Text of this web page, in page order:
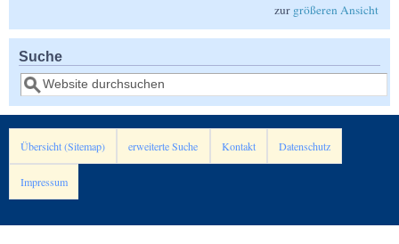
zur größeren Ansicht
Suche
Suche
Übersicht (Sitemap) erweiterte Suche Kontakt Datenschutz
Impressum